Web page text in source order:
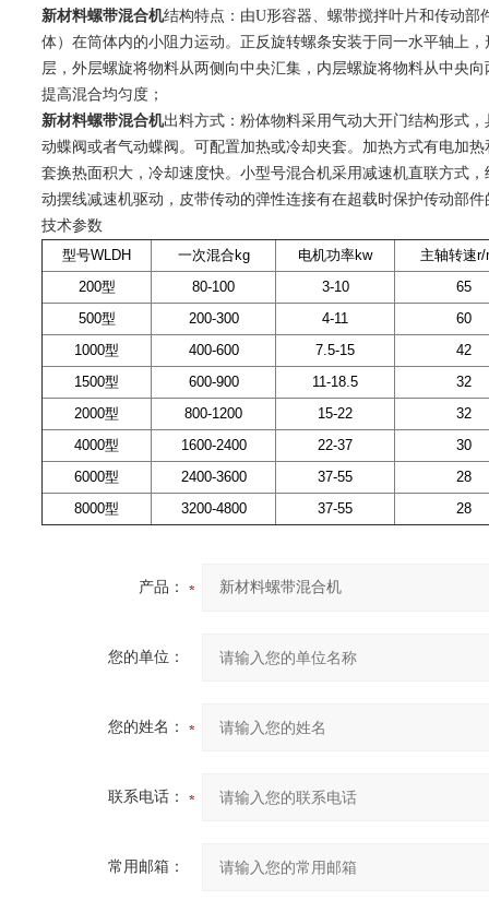
新材料螺带混合机结构特点：由U形容器、螺带搅拌叶片和传动
体）在筒体内的小阻力运动。正反旋转螺条安装于同一水平轴上
层，外层螺旋将物料从两侧向中央汇集，内层螺旋将物料从中央
提高混合均匀度；
新材料螺带混合机出料方式：粉体物料采用气动大开门结构形式
动蝶阀或者气动蝶阀。可配置加热或冷却夹套。加热方式有电加
套换热面积大，冷却速度快。小型号混合机采用减速机直联方式
动摆线减速机驱动，皮带传动的弹性连接有在超载时保护传动部件
技术参数
型号WLDH
一次混合kg 电机功率kw
主轴转速r/
200型
80-100 3-10
65
500型
200-300 4-11
60
1000型
400-600 7.5-15
42
1500型
600-900 11-18.5
32
2000型
800-1200 15-22
32
4000型
1600-2400 22-37
30
6000型
2400-3600 37-55
28
8000型
3200-4800 37-55 28
产品：
您的单位：
您的姓名：
联系电话：
常用邮箱：